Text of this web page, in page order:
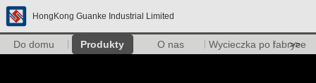
HongKong Guanke Industrial Limited
Do domu Produkty O nas Wycieczka po fabryce
>>